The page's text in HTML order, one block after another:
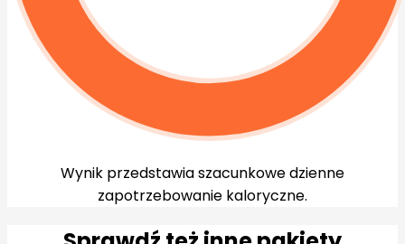
Wynik przedstawia szacunkowe dzienne
zapotrzebowanie kaloryczne.